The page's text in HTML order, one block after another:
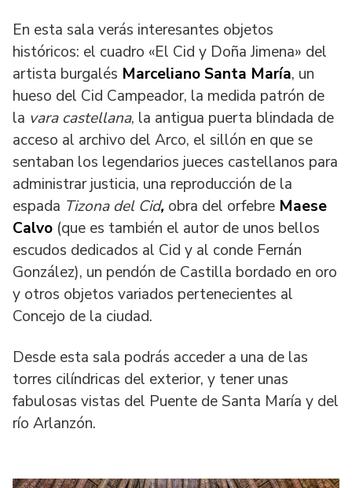
En esta sala verás interesantes objetos
históricos: el cuadro «El Cid y Doña Jimena» del
artista burgalés Marceliano Santa María, un
hueso del Cid Campeador, la medida patrón de
la vara castellana, la antigua puerta blindada de
acceso al archivo del Arco, el sillón en que se
sentaban los legendarios jueces castellanos para
administrar justicia, una reproducción de la
espada Tizona del Cid, obra del orfebre Maese
Calvo (que es también el autor de unos bellos
escudos dedicados al Cid y al conde Fernán
González), un pendón de Castilla bordado en oro
y otros objetos variados pertenecientes al
Concejo de la ciudad.
Desde esta sala podrás acceder a una de las
torres cilíndricas del exterior, y tener unas
fabulosas vistas del Puente de Santa María y del
río Arlanzón.